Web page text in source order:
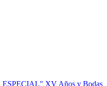
XV Años y Bodas